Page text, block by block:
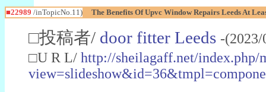
■22989 /inTopicNo.11) The Benefits Of Upvc Window Repairs Leeds At
□投稿者/ door fitter Leeds -
□U R L/ http://sheilagaff.net/index.php/